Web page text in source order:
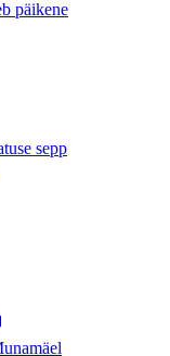
päikene
sepp